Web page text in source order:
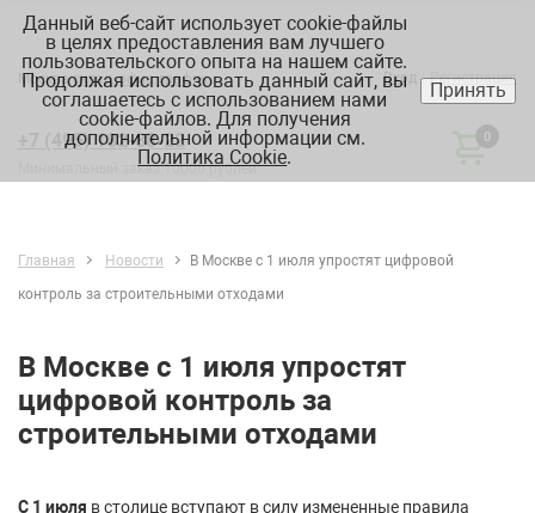
Вход Регистрация
Москва:склад, офис, график
+7 (495) 182-88-22
Минимальный заказ 10000 рублей
0
Главная Новости
В Москве с 1 июля упростят цифровой
контроль за строительными отходами
В Москве с 1 июля упростят
цифровой контроль за
строительными отходами
С 1 июля в столице вступают в силу измененные правила
Данный веб-сайт использует cookie-файлы
в целях предоставления вам лучшего
пользовательского опыта на нашем сайте.
Продолжая использовать данный сайт, вы
соглашаетесь с использованием нами
cookie-файлов. Для получения
дополнительной информации см.
Политика Cookie.
Принять